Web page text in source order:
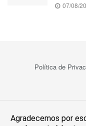
07/08/
Política de
Agradecemos por